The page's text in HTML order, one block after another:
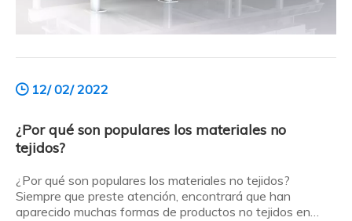
12/ 02/ 2022
¿Por qué son populares los materiales no
tejidos?
¿Por qué son populares los materiales no tejidos?
Siempre que preste atención, encontrará que han
aparecido muchas formas de productos no tejidos en